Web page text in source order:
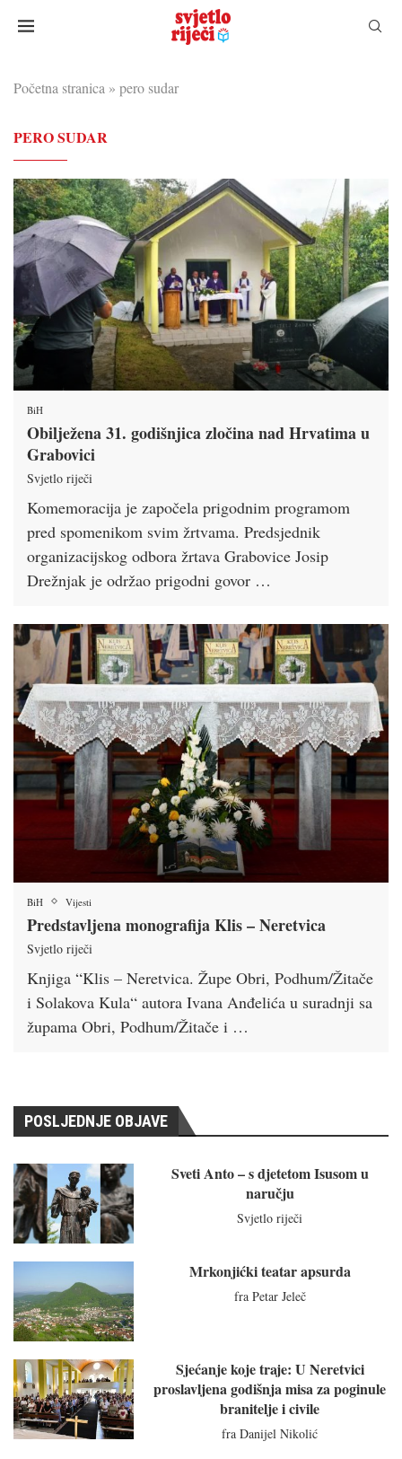
Početna stranica » pero sudar
PERO SUDAR
BiH
Obilježena 31. godišnjica zločina nad Hrvatima u
Grabovici
Svjetlo riječi
Komemoracija je započela prigodnim programom
pred spomenikom svim žrtvama. Predsjednik
organizacijskog odbora žrtava Grabovice Josip
Drežnjak je održao prigodni govor …
BiH Vijesti
Predstavljena monografija Klis – Neretvica
Svjetlo riječi
Knjiga “Klis – Neretvica. Župe Obri, Podhum/Žitače
i Solakova Kula“ autora Ivana Anđelića u suradnji sa
župama Obri, Podhum/Žitače i …
POSLJEDNJE OBJAVE
Sveti Anto – s djetetom Isusom u
naručju
Svjetlo riječi
Mrkonjićki teatar apsurda
fra Petar Jeleč
Sjećanje koje traje: U Neretvici
proslavljena godišnja misa za poginule
branitelje i civile
fra Danijel Nikolić